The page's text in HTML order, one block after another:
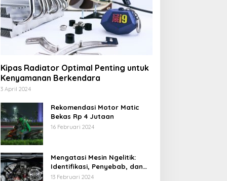
Kipas Radiator Optimal Penting untuk
Kenyamanan Berkendara
3 April 2024
Rekomendasi Motor Matic
Bekas Rp 4 Jutaan
16 Februari 2024
Mengatasi Mesin Ngelitik:
Identifikasi, Penyebab, dan
Solusi
13 Februari 2024